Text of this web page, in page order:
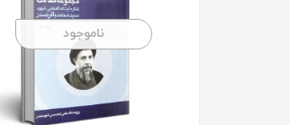
ناموجود